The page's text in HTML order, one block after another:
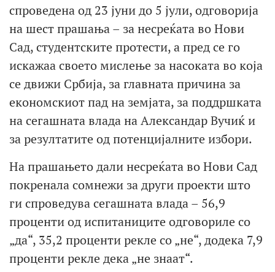
спроведена од 23 јуни до 5 јули, одговорија
на шест прашања – за несреќата во Нови
Сад, студентските протести, а пред се го
искажаа своето мислење за насоката во која
се движи Србија, за главната причина за
економскиот пад на земјата, за поддршката
на сегашната влада на Александар Вучиќ и
за резултатите од потенцијалните избори.
На прашањето дали несреќата во Нови Сад
покренала сомнежи за други проекти што
ги спроведува сегашната влада – 56,9
проценти од испитаниците одговориле со
„да“, 35,2 проценти рекле со „не“, додека 7,9
проценти рекле дека „не знаат“.